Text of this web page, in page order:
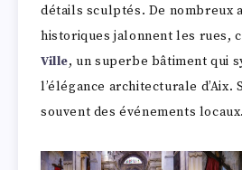
détails sculptés. De nombreux
historiques jalonnent les rues,
Ville, un superbe bâtiment qui
l’élégance architecturale d’Aix.
souvent des événements locaux.